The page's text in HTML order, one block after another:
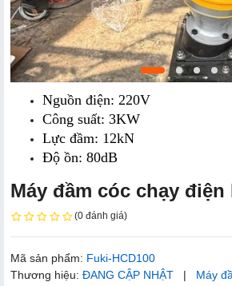
Nguồn điện: 220V
Công suất: 3KW
Lực đầm: 12kN
Độ ồn: 80dB
Máy đầm cóc chạy điện
(0 đánh giá)
Mã sản phẩm: Fuki-HCD100
Thương hiệu: ĐANG CẬP NHẬT | Máy